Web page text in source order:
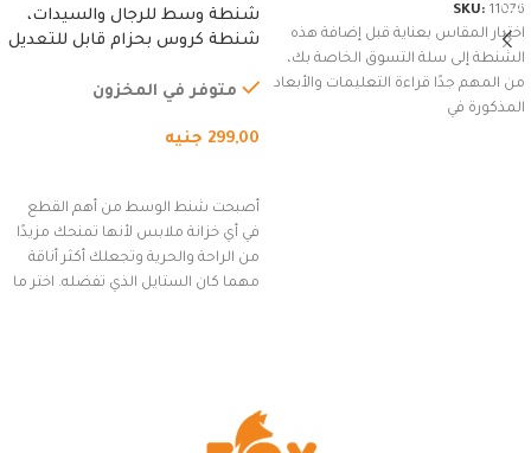
SKU: 11076
اختيار المقاس بعناية قبل إضافة هذه
الشنطة إلى سلة التسوق الخاصة بك،
من المهم جدًا قراءة التعليمات والأبعاد
المذكورة في
شنطة وسط للرجال والسيدات،
شنطة كروس بحزام قابل للتعديل
السفر، الجري العادي، المشي
(رمادي)
متوفر في المخزون
299,00 جنيه
أصبحت شنط الوسط من أهم القطع
في أي خزانة ملابس لأنها تمنحك مزيدًا
من الراحة والحرية وتجعلك أكثر أناقة
مهما كان الستايل الذي تفضله. اختر ما